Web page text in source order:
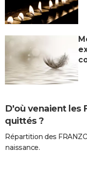
D'où venaient les
quittés ?
Répartition des
naissance.